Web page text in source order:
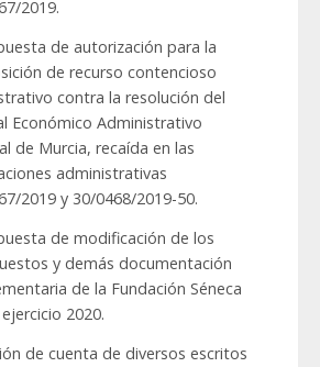
2019.
de autorización para la
de recurso contencioso
contra la resolución del
Económico Administrativo
de Murcia, recaída en las
administrativas
2019 y 30/0468/2019-50.
de modificación de los
y demás documentación
de la Fundación Séneca
2020.
de cuenta de diversos escritos